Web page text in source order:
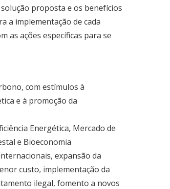
proposta e os benefícios
a implementação de cada
as ações específicas para se
com estímulos à
e à promoção da
Energética, Mercado de
e Bioeconomia
expansão da
custo, implementação da
ilegal, fomento a novos